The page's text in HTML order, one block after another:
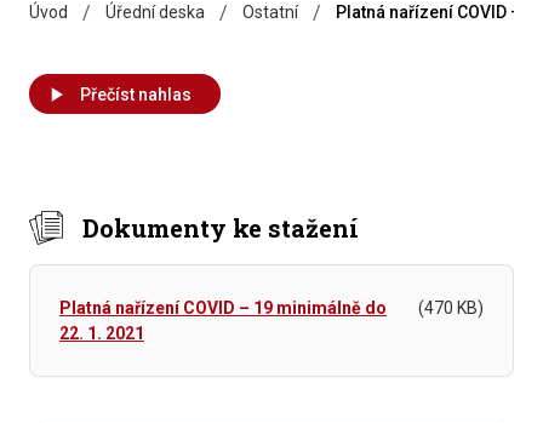
Úvod / Úřední deska / Ostatní / Platná nařízení COVID –
Přečíst nahlas
Dokumenty ke stažení
Platná nařízení COVID – 19 minimálně do
22. 1. 2021
(470 KB)